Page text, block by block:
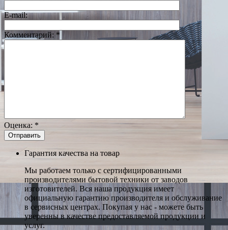
E-mail:
Комментарий: *
Оценка: *
Гарантия качества на товар
Мы работаем только с сертифицированными
производителями бытовой техники от заводов
изготовителей. Вся наша продукция имеет
официальную гарантию производителя и обслуживание
в сервисных центрах. Покупая у нас - можете быть
уверенны в качестве предоставляемой продукции и
услуг.